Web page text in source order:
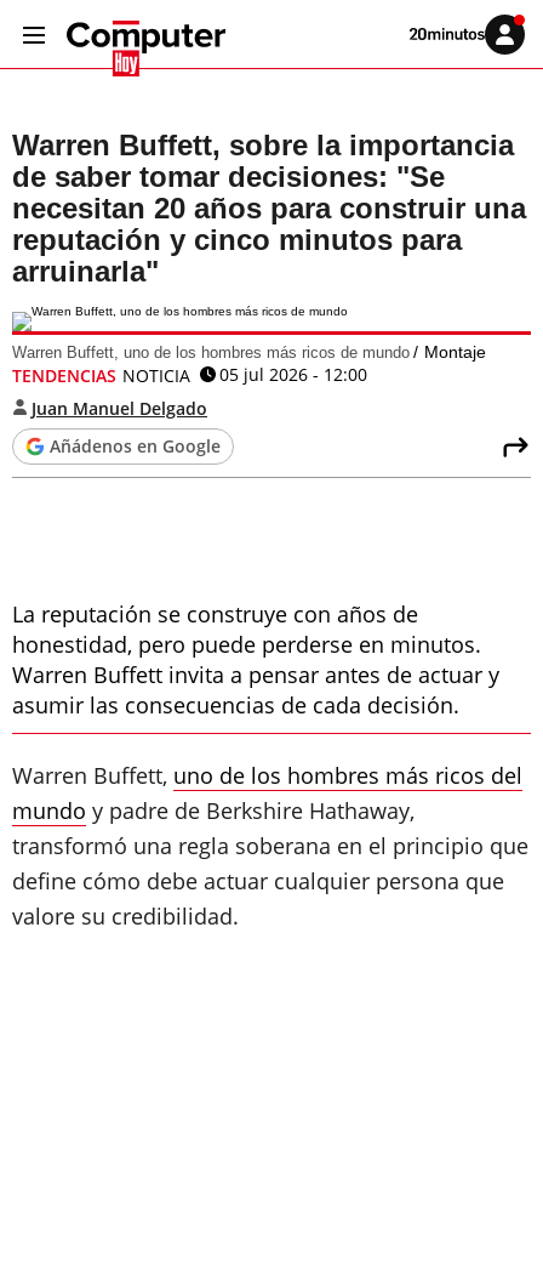
Volver
Iniciar
sesión
Warren Buffett, sobre la importancia
de saber tomar decisiones: "Se
necesitan 20 años para construir una
reputación y cinco minutos para
arruinarla"
Warren Buffett, uno de los hombres más ricos de mundo Montaje
TENDENCIAS NOTICIA
05 jul 2026 - 12:00
Juan Manuel Delgado
Añádenos en Google
La reputación se construye con años de
honestidad, pero puede perderse en minutos.
Warren Buffett invita a pensar antes de actuar y
asumir las consecuencias de cada decisión.
Warren Buffett, uno de los hombres más ricos del
mundo y padre de Berkshire Hathaway,
transformó una regla soberana en el principio que
define cómo debe actuar cualquier persona que
valore su credibilidad.